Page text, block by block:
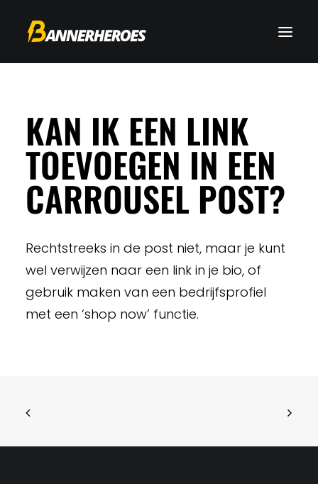
KAN IK EEN LINK
TOEVOEGEN IN EEN
CARROUSEL POST?
Rechtstreeks in de post niet, maar je kunt
wel verwijzen naar een link in je bio, of
gebruik maken van een bedrijfsprofiel
met een ‘shop now’ functie.